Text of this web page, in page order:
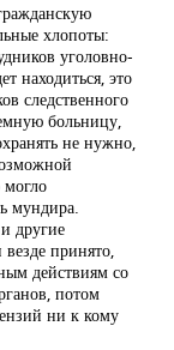
хлопоты:
уголовно-
находиться, это
следственного
больницу,
не нужно,
мундира.
другие
принято,
действиям со
потом
ни к кому